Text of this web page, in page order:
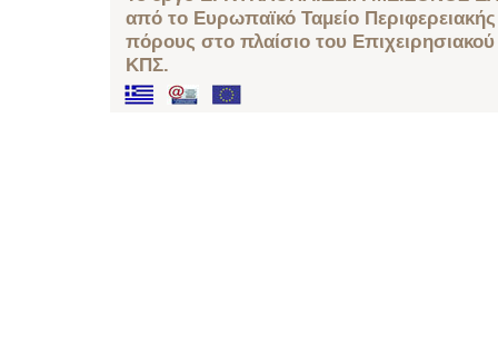
από το Ευρωπαϊκό Ταμείο
πόρους στο πλαίσιο του
ΚΠΣ.